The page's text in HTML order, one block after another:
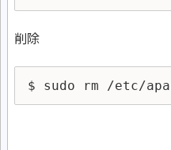
削除
$ sudo rm /etc/